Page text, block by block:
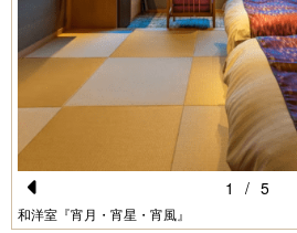
Pr
和洋室『宵月・宵星・宵風』
1 / 5